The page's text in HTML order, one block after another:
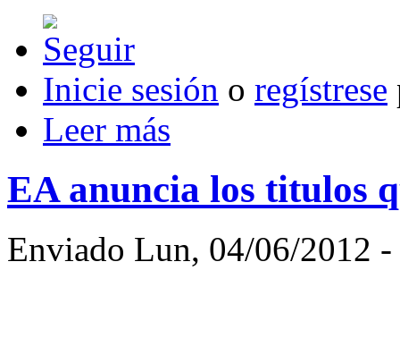
Inicie sesión o regístrese
Leer más
EA anuncia los titulos
Enviado Lun, 04/06/2012